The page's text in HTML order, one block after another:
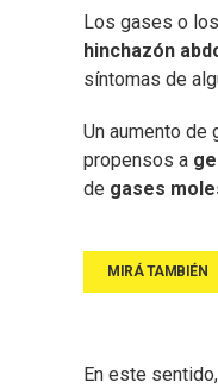
Los gases o los
hinchazón
síntomas de
Un aumento
propensos a
de gases
En este